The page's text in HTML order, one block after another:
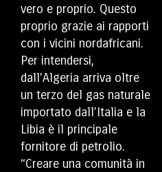
vero e proprio. Questo
proprio grazie ai rapporti
con i vicini nordafricani.
Per intendersi,
dall’Algeria arriva oltre
un terzo del gas naturale
importato dall’Italia e la
Libia è il principale
fornitore di petrolio.
“Creare una comunità in